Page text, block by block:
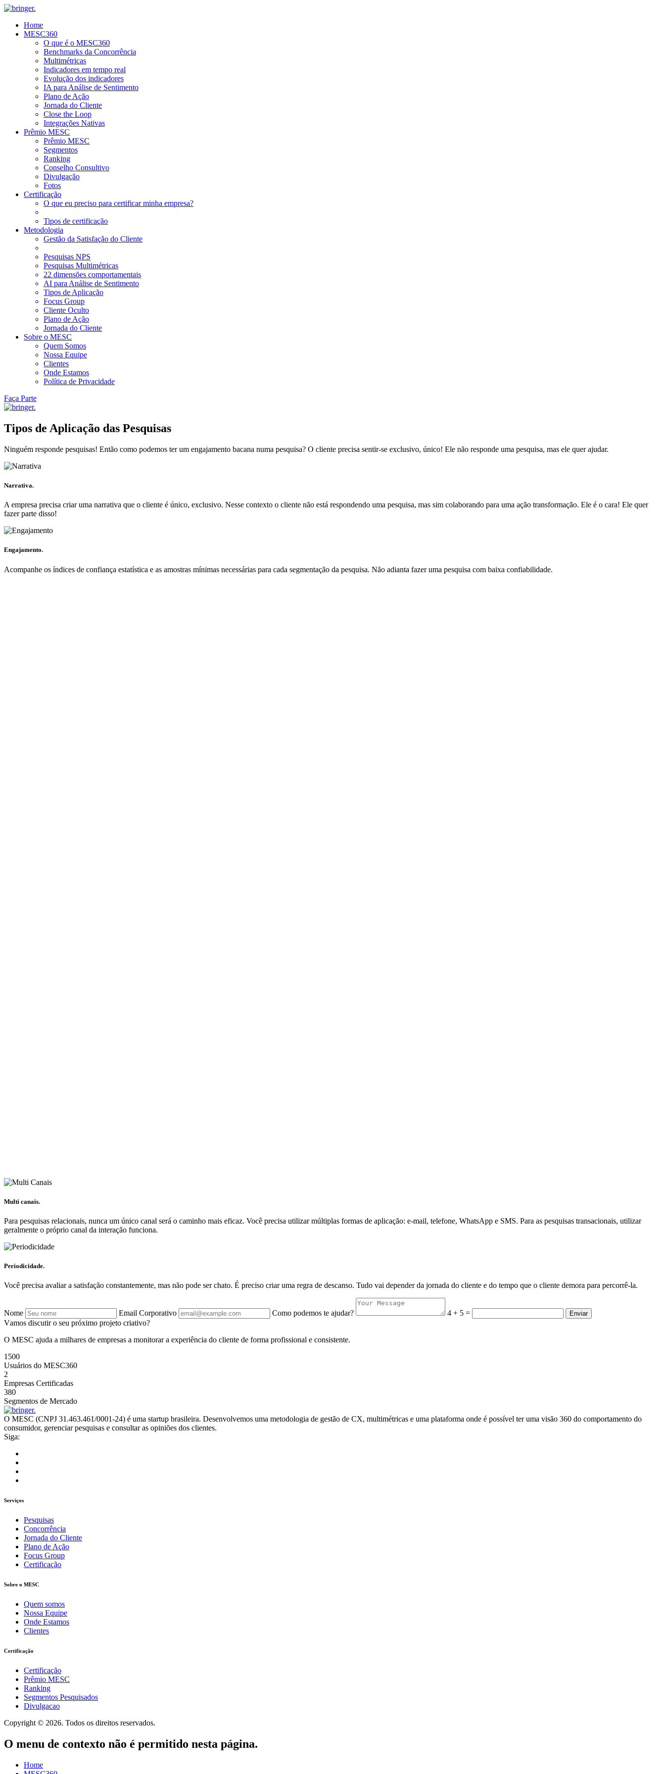
Home
MESC360
O que é o MESC360
Benchmarks da Concorrência
Multimétricas
Indicadores em tempo real
Evolução dos indicadores
IA para Análise de Sentimento
Plano de Ação
Jornada do Cliente
Close the Loop
Integrações Nativas
Prêmio MESC
Prêmio MESC
Segmentos
Ranking
Conselho Consultivo
Divulgação
Fotos
Certificação
O que eu preciso para certificar minha empresa?
Tipos de certificação
Metodologia
Gestão da Satisfação do Cliente
Pesquisas NPS
Pesquisas Multimétricas
22 dimensões comportamentais
AI para Análise de Sentimento
Tipos de Aplicação
Focus Group
Cliente Oculto
Plano de Ação
Jornada do Cliente
Sobre o MESC
Quem Somos
Nossa Equipe
Clientes
Onde Estamos
Política de Privacidade
Faça Parte
Tipos de Aplicação das Pesquisas
Ninguém responde pesquisas! Então como podemos ter um engajamento bacana numa pesquisa? O cliente precisa sentir-se exclusivo, único! Ele não responde uma pesquisa, mas ele quer ajudar.
Narrativa.
A empresa precisa criar uma narrativa que o cliente é único, exclusivo. Nesse contexto o cliente não está respondendo uma pesquisa, mas sim colaborando para uma ação transformação. Ele é o cara! Ele quer
fazer parte disso!
Engajamento.
Acompanhe os índices de confiança estatística e as amostras mínimas necessárias para cada segmentação da pesquisa. Não adianta fazer uma pesquisa com baixa confiabilidade.
Multi canais.
Para pesquisas relacionais, nunca um único canal será o caminho mais eficaz. Você precisa utilizar múltiplas formas de aplicação: e-mail, telefone, WhatsApp e SMS. Para as pesquisas transacionais, utilizar
geralmente o próprio canal da interação funciona.
Periodicidade.
Você precisa avaliar a satisfação constantemente, mas não pode ser chato. É preciso criar uma regra de descanso. Tudo vai depender da jornada do cliente e do tempo que o cliente demora para percorrê-la.
Nome Email Corporativo Como podemos te ajudar? 4 + 5 = Enviar
Vamos discutir o seu próximo projeto criativo?
O MESC ajuda a milhares de empresas a monitorar a experiência do cliente de forma profissional e consistente.
1500
Usuários do MESC360
2
Empresas Certificadas
380
Segmentos de Mercado
O MESC (CNPJ 31.463.461/0001-24) é uma startup brasileira. Desenvolvemos uma metodologia de gestão de CX, multimétricas e uma plataforma onde é possível ter uma visão 360 do comportamento do
consumidor, gerenciar pesquisas e consultar as opiniões dos clientes.
Siga:
Serviços
Pesquisas
Concorrência
Jornada do Cliente
Plano de Ação
Focus Group
Certificação
Sobre o MESC
Quem somos
Nossa Equipe
Onde Estamos
Clientes
Certificação
Certificação
Prêmio MESC
Ranking
Segmentos Pesquisados
Divulgacao
Copyright © 2026. Todos os direitos reservados.
O menu de contexto não é permitido nesta página.
Home